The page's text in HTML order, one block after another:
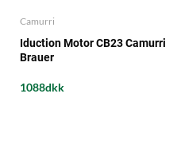
Camurri
Iduction Motor CB23 Camurri
Brauer
1088dkk